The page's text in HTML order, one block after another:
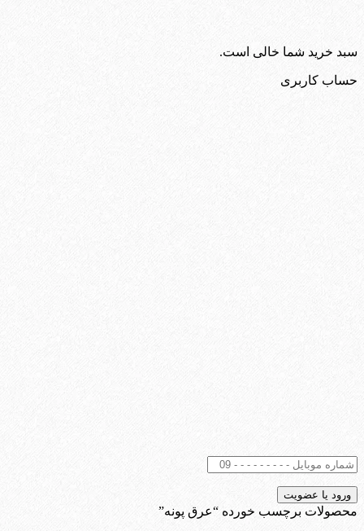
سبد خرید شما خالی است.
حساب کاربری
محصولات برچسب خورده “عرق پونه”